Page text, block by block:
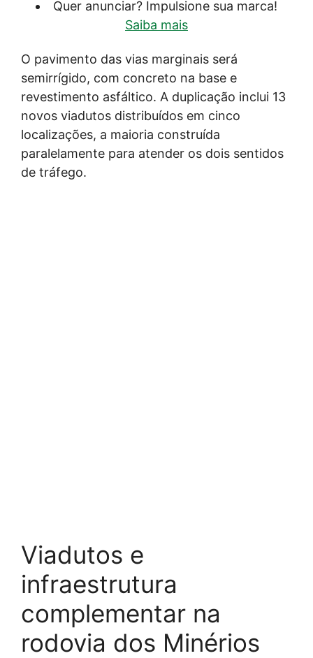
Quer anunciar? Impulsione sua marca!
Saiba mais
O pavimento das vias marginais será
semirrígido, com concreto na base e
revestimento asfáltico. A duplicação inclui 13
novos viadutos distribuídos em cinco
localizações, a maioria construída
paralelamente para atender os dois sentidos
de tráfego.
Viadutos e
infraestrutura
complementar na
rodovia dos Minérios